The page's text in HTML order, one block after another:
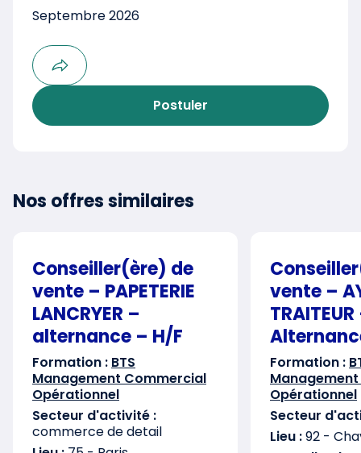
Septembre 2026
Postuler
Nos offres similaires
Conseiller(ère) de
vente – PAPETERIE
LANCRYER –
alternance – H/F
Formation : BTS
Management Commercial
Opérationnel
Secteur d'activité :
commerce de detail
vente –
Formation :
Opérationnel
Secteur
Lieu :92 -